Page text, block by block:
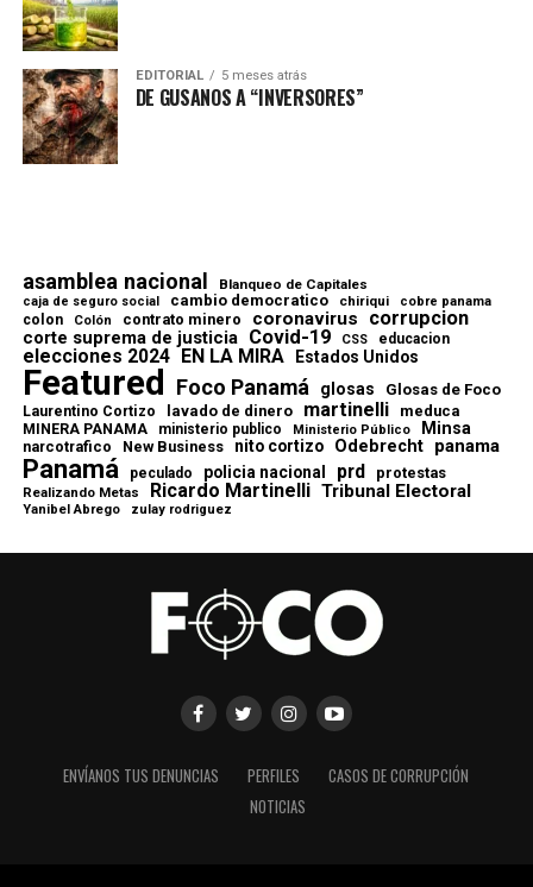
EDITORIAL 5 meses atrás
DE GUSANOS A “INVERSORES”
asamblea nacional Blanqueo de Capitales
caja de seguro social cambio democratico chiriqui cobre panama
colon Colón contrato minero coronavirus corrupcion
corte suprema de justicia Covid-19 CSS educacion
elecciones 2024 EN LA MIRA Estados Unidos
Featured Foco Panamá glosas Glosas de Foco
Laurentino Cortizo lavado de dinero martinelli meduca
MINERA PANAMA ministerio publico Ministerio Público Minsa
narcotrafico New Business nito cortizo Odebrecht panama
Panamá peculado policia nacional prd protestas
Realizando Metas Ricardo Martinelli Tribunal Electoral
Yanibel Abrego zulay rodriguez
ENVÍANOS TUS DENUNCIAS PERFILES
CASOS DE CORRUPCIÓN
NOTICIAS